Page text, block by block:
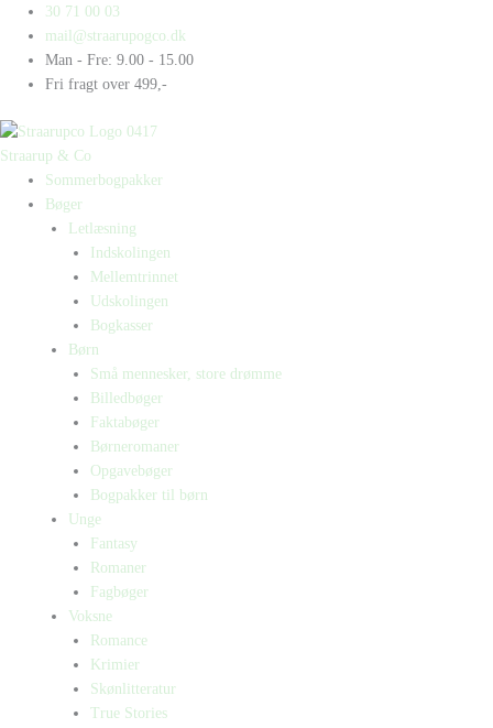
indholdet
30 71 00 03
mail@straarupogco.dk
Man - Fre: 9.00 - 15.00
Fri fragt over 499,-
Straarup & Co
Sommerbogpakker
Bøger
Letlæsning
Indskolingen
Mellemtrinnet
Udskolingen
Bogkasser
Børn
Små mennesker, store drømme
Billedbøger
Faktabøger
Børneromaner
Opgavebøger
Bogpakker til børn
Unge
Fantasy
Romaner
Fagbøger
Voksne
Romance
Krimier
Skønlitteratur
True Stories
Products
search
Products
search
Gangsta